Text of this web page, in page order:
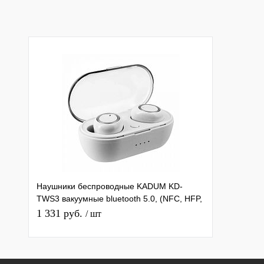
Наушники беспроводные KADUM KD-
TWS3 вакуумные bluetooth 5.0, (NFC, HFP,
HSP, A2DP)
1 331 руб. / шт